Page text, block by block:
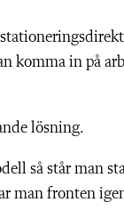
komma in på
lösning.
så står man
man fronten